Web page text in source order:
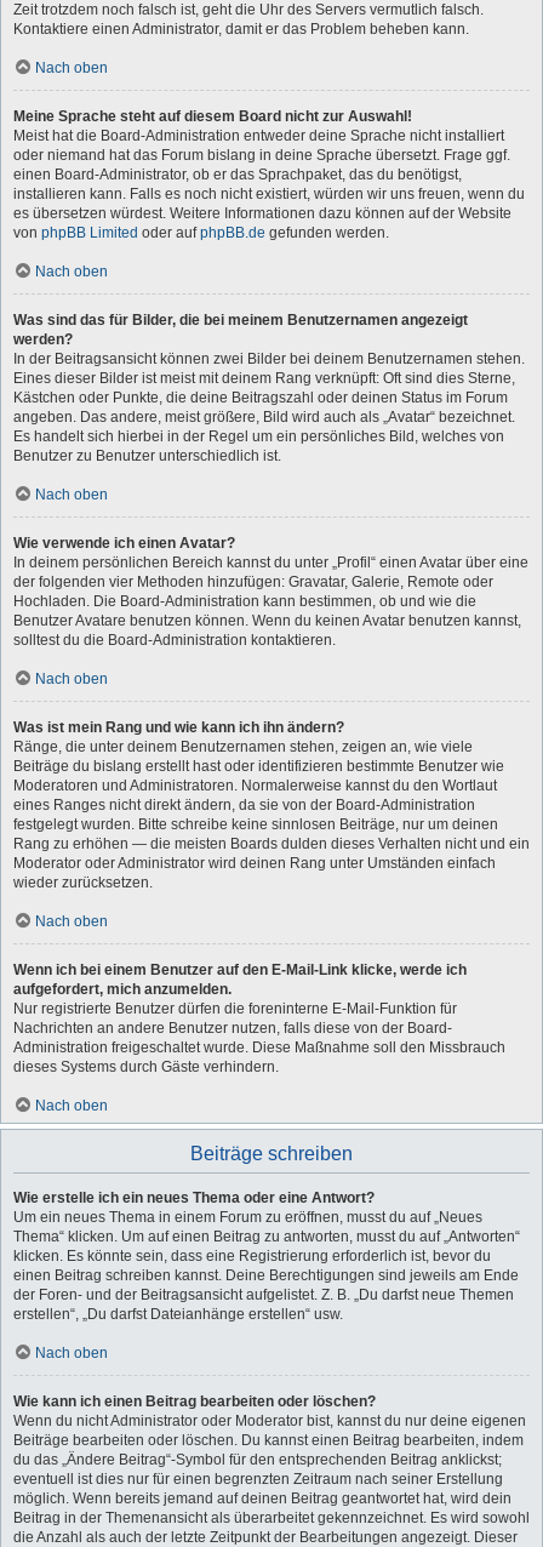
Zeit trotzdem noch falsch ist, geht die Uhr des Servers vermutlich falsch.
Kontaktiere einen Administrator, damit er das Problem beheben kann.
Nach oben
Meine Sprache steht auf diesem Board nicht zur Auswahl!
Meist hat die Board-Administration entweder deine Sprache nicht installiert
oder niemand hat das Forum bislang in deine Sprache übersetzt. Frage ggf.
einen Board-Administrator, ob er das Sprachpaket, das du benötigst,
installieren kann. Falls es noch nicht existiert, würden wir uns freuen, wenn du
es übersetzen würdest. Weitere Informationen dazu können auf der Website
von phpBB Limited oder aufphpBB.de gefunden werden.
Nach oben
Was sind das für Bilder, die bei meinem Benutzernamen angezeigt
werden?
In der Beitragsansicht können zwei Bilder bei deinem Benutzernamen stehen.
Eines dieser Bilder ist meist mit deinem Rang verknüpft: Oft sind dies Sterne,
Kästchen oder Punkte, die deine Beitragszahl oder deinen Status im Forum
angeben. Das andere, meist größere, Bild wird auch als „Avatar“ bezeichnet.
Es handelt sich hierbei in der Regel um ein persönliches Bild, welches von
Benutzer zu Benutzer unterschiedlich ist.
Nach oben
Wie verwende ich einen Avatar?
In deinem persönlichen Bereich kannst du unter „Profil“ einen Avatar über eine
der folgenden vier Methoden hinzufügen: Gravatar, Galerie, Remote oder
Hochladen. Die Board-Administration kann bestimmen, ob und wie die
Benutzer Avatare benutzen können. Wenn du keinen Avatar benutzen kannst,
solltest du die Board-Administration kontaktieren.
Nach oben
Was ist mein Rang und wie kann ich ihn ändern?
Ränge, die unter deinem Benutzernamen stehen, zeigen an, wie viele
Beiträge du bislang erstellt hast oder identifizieren bestimmte Benutzer wie
Moderatoren und Administratoren. Normalerweise kannst du den Wortlaut
eines Ranges nicht direkt ändern, da sie von der Board-Administration
festgelegt wurden. Bitte schreibe keine sinnlosen Beiträge, nur um deinen
Rang zu erhöhen — die meisten Boards dulden dieses Verhalten nicht und ein
Moderator oder Administrator wird deinen Rang unter Umständen einfach
wieder zurücksetzen.
Nach oben
Wenn ich bei einem Benutzer auf den E-Mail-Link klicke, werde ich
aufgefordert, mich anzumelden.
Nur registrierte Benutzer dürfen die foreninterne E-Mail-Funktion für
Nachrichten an andere Benutzer nutzen, falls diese von der Board-
Administration freigeschaltet wurde. Diese Maßnahme soll den Missbrauch
dieses Systems durch Gäste verhindern.
Nach oben
Beiträge schreiben
Wie erstelle ich ein neues Thema oder eine Antwort?
Um ein neues Thema in einem Forum zu eröffnen, musst du auf „Neues
Thema“ klicken. Um auf einen Beitrag zu antworten, musst du auf „Antworten“
klicken. Es könnte sein, dass eine Registrierung erforderlich ist, bevor du
einen Beitrag schreiben kannst. Deine Berechtigungen sind jeweils am Ende
der Foren- und der Beitragsansicht aufgelistet. Z. B. „Du darfst neue Themen
erstellen“, „Du darfst Dateianhänge erstellen“ usw.
Nach oben
Wie kann ich einen Beitrag bearbeiten oder löschen?
Wenn du nicht Administrator oder Moderator bist, kannst du nur deine eigenen
Beiträge bearbeiten oder löschen. Du kannst einen Beitrag bearbeiten, indem
du das „Ändere Beitrag“-Symbol für den entsprechenden Beitrag anklickst;
eventuell ist dies nur für einen begrenzten Zeitraum nach seiner Erstellung
möglich. Wenn bereits jemand auf deinen Beitrag geantwortet hat, wird dein
Beitrag in der Themenansicht als überarbeitet gekennzeichnet. Es wird sowohl
die Anzahl als auch der letzte Zeitpunkt der Bearbeitungen angezeigt. Dieser